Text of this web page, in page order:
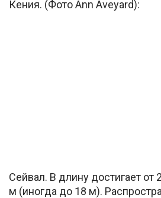
Кения. (Фото Ann Aveyard):
Сейвал. В длину достигает от
м (иногда до 18 м).